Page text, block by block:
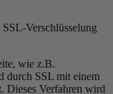
Verschlüsselung
wie z.B.
durch SSL mit einem
Dieses Verfahren wird